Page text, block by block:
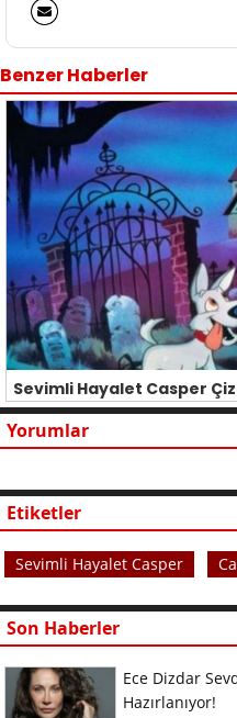
Benzer Haberler
Sevimli Hayalet Casper
Yorumlar
Etiketler
Sevimli Hayalet Casper
Son Haberler
Ece Dizdar
Hazırlanıyor!